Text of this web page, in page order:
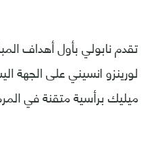
تقدم نابولي بأول أهداف
لورينزو انسيني على الجهة
ميليك برأسية متقنة في